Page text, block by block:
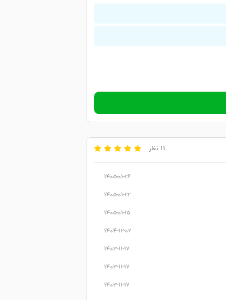
11 نظر
1405-01-26
1405-01-22
1405-01-15
1404-12-02
1403-11-17
1403-11-17
1403-11-17